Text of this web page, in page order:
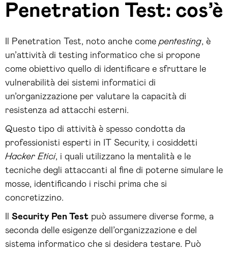
Penetration Test: cos’è
Il Penetration Test, noto anche come pentesting, è
un’attività di testing informatico che si propone
come obiettivo quello di identificare e sfruttare le
vulnerabilità dei sistemi informatici di
un’organizzazione per valutare la capacità di
resistenza ad attacchi esterni.
Questo tipo di attività è spesso condotta da
professionisti esperti in IT Security, i cosiddetti
Hacker Etici, i quali utilizzano la mentalità e le
tecniche degli attaccanti al fine di poterne simulare le
mosse, identificando i rischi prima che si
concretizzino.
Security Pen Test può assumere diverse forme, a
seconda delle esigenze dell’organizzazione e del
sistema informatico che si desidera testare. Può